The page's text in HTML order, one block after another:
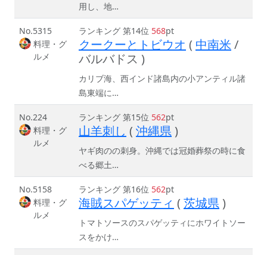
用し、地…
No.5315
料理・グ
ルメ
ランキング 第14位 568pt
クークーとトビウオ ( 中南米 /
バルバドス )
カリブ海、西インド諸島内の小アンティル諸
島東端に…
No.224
料理・グ
ルメ
ランキング 第15位 562pt
山羊刺し ( 沖縄県 )
ヤギ肉のの刺身。沖縄では冠婚葬祭の時に食
べる郷土…
No.5158
料理・グ
ルメ
ランキング 第16位 562pt
海賊スパゲッティ ( 茨城県 )
トマトソースのスパゲッティにホワイトソー
スをかけ…